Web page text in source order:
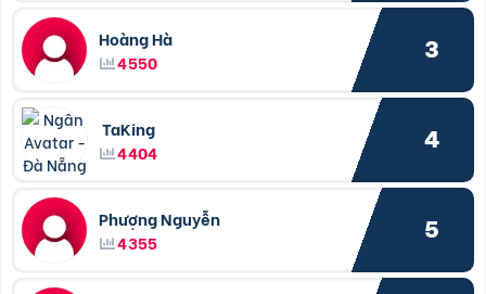
Hoàng Hà
4550
3
TaKing
4404
4
Phượng Nguyễn
4355
5